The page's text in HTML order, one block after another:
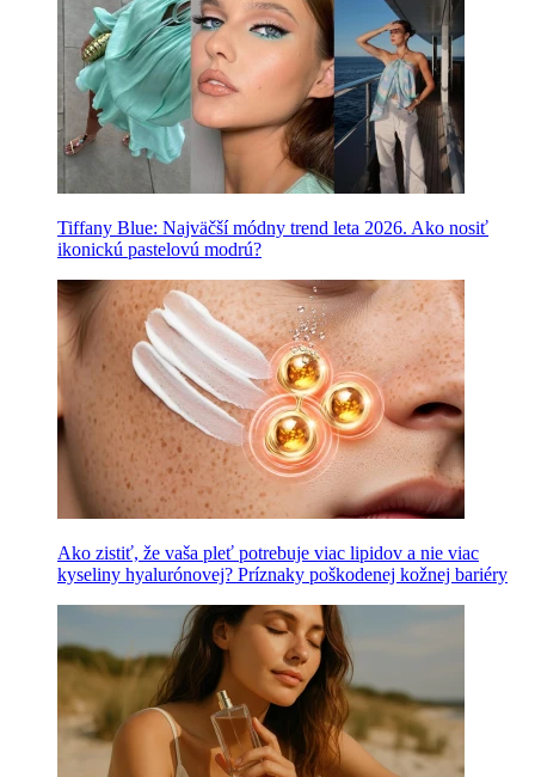
Tiffany Blue: Najväčší módny trend leta 2026. Ako nosiť
ikonickú pastelovú modrú?
Ako zistiť, že vaša pleť potrebuje viac lipidov a nie viac
kyseliny hyalurónovej? Príznaky poškodenej kožnej bariéry